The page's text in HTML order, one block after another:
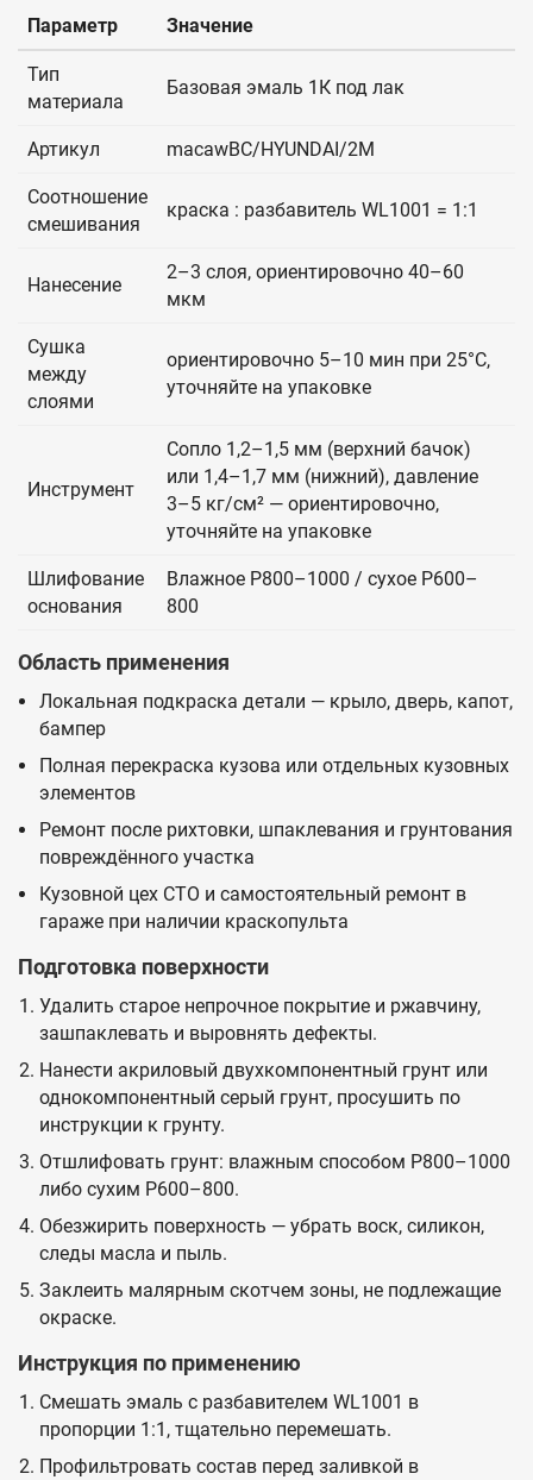
Параметр Значение
Тип
материала
Базовая эмаль 1К под лак
Артикул macawBC/HYUNDAI/2M
Соотношение
смешивания
краска : разбавитель WL1001 = 1:1
Нанесение
2–3 слоя, ориентировочно 40–60
мкм
Сушка
между
слоями
ориентировочно 5–10 мин при 25°C,
уточняйте на упаковке
Инструмент
Сопло 1,2–1,5 мм (верхний бачок)
или 1,4–1,7 мм (нижний), давление
3–5 кг/см² — ориентировочно,
уточняйте на упаковке
Шлифование
основания
Влажное P800–1000 / сухое P600–
800
Область применения
Локальная подкраска детали — крыло, дверь, капот,
бампер
Полная перекраска кузова или отдельных кузовных
элементов
Ремонт после рихтовки, шпаклевания и грунтования
повреждённого участка
Кузовной цех СТО и самостоятельный ремонт в
гараже при наличии краскопульта
Подготовка поверхности
Удалить старое непрочное покрытие и ржавчину,
зашпаклевать и выровнять дефекты.
Нанести акриловый двухкомпонентный грунт или
однокомпонентный серый грунт, просушить по
инструкции к грунту.
Отшлифовать грунт: влажным способом P800–1000
либо сухим P600–800.
Обезжирить поверхность — убрать воск, силикон,
следы масла и пыль.
Заклеить малярным скотчем зоны, не подлежащие
окраске.
Инструкция по применению
Смешать эмаль с разбавителем WL1001 в
пропорции 1:1, тщательно перемешать.
Профильтровать состав перед заливкой в